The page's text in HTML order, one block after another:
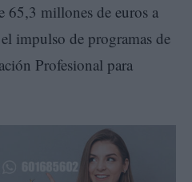
65,3 millones de euros a
impulso de programas de
Profesional para